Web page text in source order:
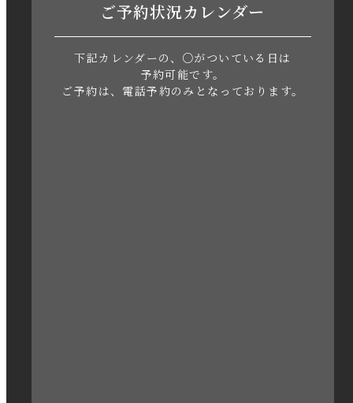
2023年5月
ご予約状況カレンダー
下記カレンダーの、○がついている日は
予約可能です。
ご予約は、電話予約のみとなっております。